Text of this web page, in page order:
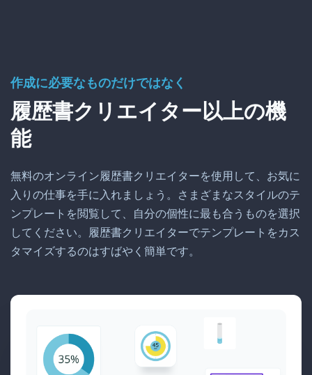
作成に必要なものだけではなく
履歴書クリエイター以上の機
能
無料のオンライン履歴書クリエイターを使用して、お気に
入りの仕事を手に入れましょう。さまざまなスタイルのテ
ンプレートを閲覧して、自分の個性に最も合うものを選択
してください。履歴書クリエイターでテンプレートをカス
タマイズするのはすばやく簡単です。